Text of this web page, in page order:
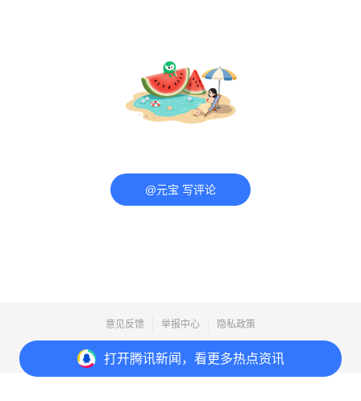
打开腾讯新闻，看更多热点资讯
@元宝 写评论
意见反馈 举报中心 隐私政策
Copyright© 1998-2026 Tencent.All Rights Reserved